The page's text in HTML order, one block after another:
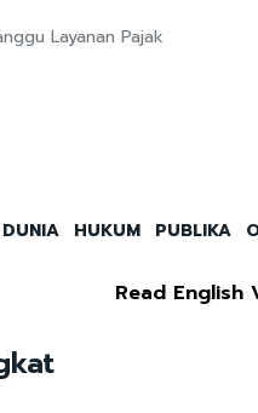
Layanan Pajak
DUNIA HUKUM PUBLIKA
Read English